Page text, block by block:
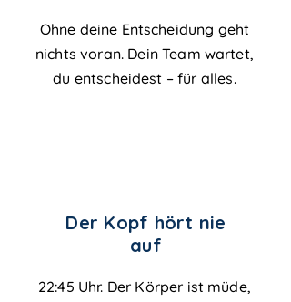
Ohne deine Entscheidung geht
nichts voran. Dein Team wartet,
du entscheidest – für alles.
Der Kopf hört nie
auf
22:45 Uhr. Der Körper ist müde,